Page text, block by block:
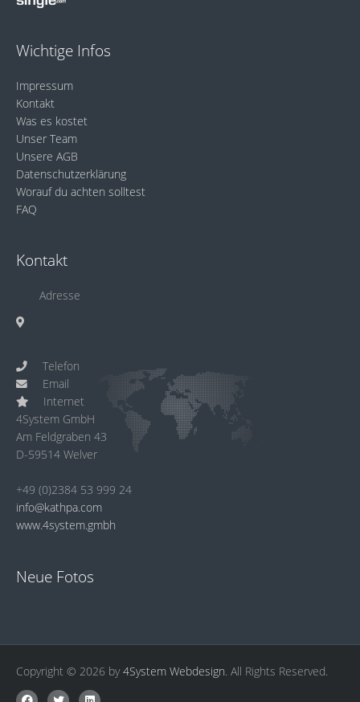
Wichtige Infos
Impressum
Kontakt
Was es kostet
Unser Team
Unsere AGB
Datenschutzerklärung
Worauf du achten solltest
FAQ
Kontakt
Adresse
Telefon
Email
Internet
4System GmbH
Am Feldgraben 43
D-59514 Welver
+49 (0)2384 53 999 24
info@kathpa.com
www.4system.gmbh
Neue Fotos
Copyright © 2026 by4System Webdesign. All Rights Reserved.